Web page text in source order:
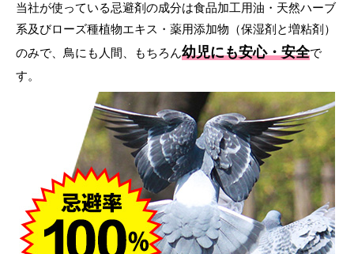
当社が使っている忌避剤の成分は食品加工用油・天然ハーブ
系及びローズ種植物エキス・薬用添加物（保湿剤と増粘剤）
のみで、鳥にも人間、もちろん幼児にも安心・安全で
す。